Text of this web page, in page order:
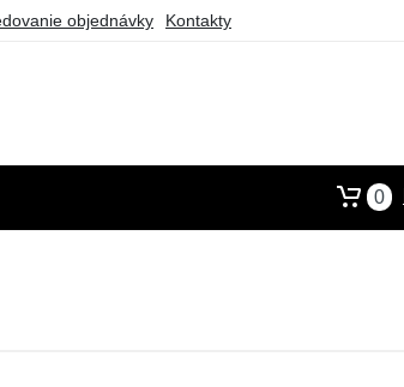
objednávky Kontakty
0